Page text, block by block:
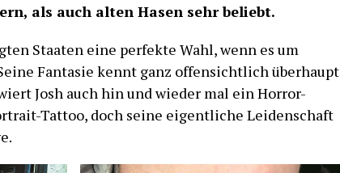
als auch alten Hasen sehr beliebt.
Staaten eine perfekte Wahl, wenn es um
Fantasie kennt ganz offensichtlich überhaupt
Josh auch hin und wieder mal ein Horror-
Tattoo, doch seine eigentliche Leidenschaft